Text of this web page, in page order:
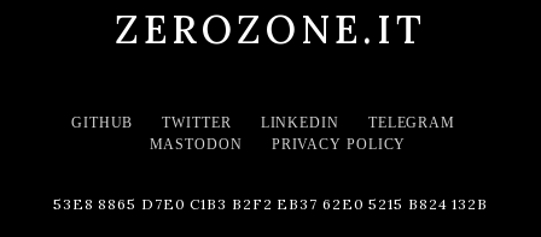
ZEROZONE.IT
GITHUB TWITTER LINKEDIN
TELEGRAM
MASTODON
PRIVACY POLICY
53E8 8865 D7E0 C1B3 B2F2 EB37 62E0 5215 B824 132B